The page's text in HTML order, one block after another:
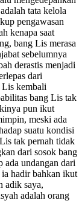
tata kelola
pengawasan
kenapa saat
bang Lis merasa
sebelumnya
derastis menjadi
dari
Lis kembali
bang Lis tak
pun ikut
meski ada
suatu kondisi
tak pernah tidak
dari sosok bang
ada undangan dari
ia hadir bahkan ikut
adik saya,
adalah orang